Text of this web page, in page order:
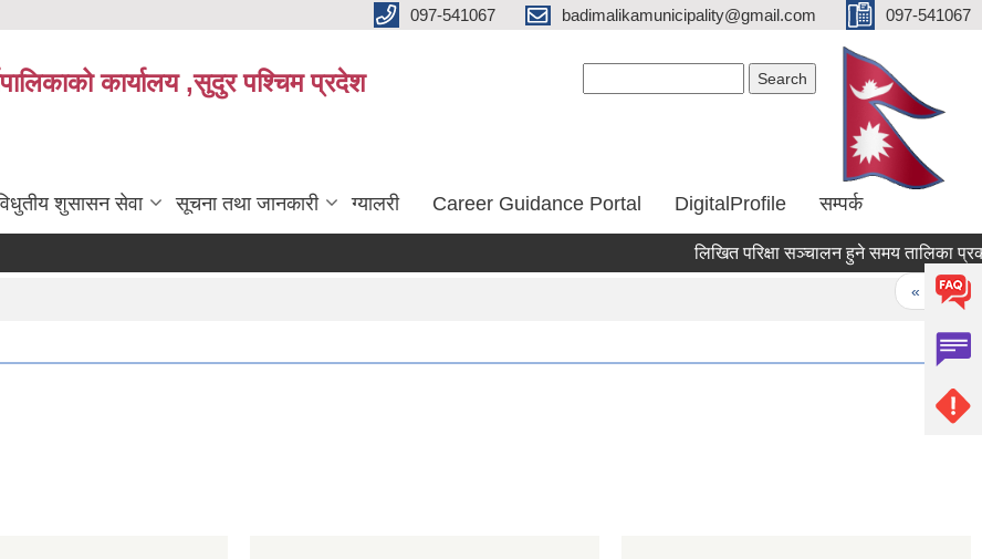
097-541067 badimalikamunicipality@gmail.com 097-541067
कार्यालय ,सुदुर पश्चिम प्रदेश
शुसासन सेवा सूचना तथा जानकारी ग्यालरी Career Guidance Portal DigitalProfile सम्पर्क
लिखित परिक्षा सञ्चालन हुने समय तालिका
« first